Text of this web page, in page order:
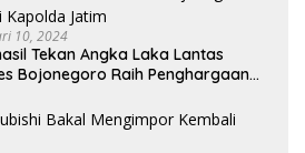
10, 2024
Tekan Angka Laka Lantas
Bojonegoro Raih Penghargaan